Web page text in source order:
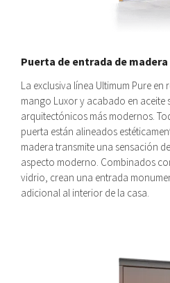
Puerta de entrada de madera
La exclusiva línea Ultimum Pure
mango Luxor y acabado en aceite
arquitectónicos más modernos.
puerta están alineados
madera transmite una sensación
aspecto moderno. Combinados
vidrio, crean una entrada
adicional al interior de la casa.